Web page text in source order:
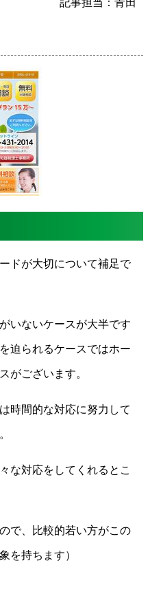
記事担当：青田
ドが大切について補足で
いないケースが大半です
迫られるケースではホー
がございます。
時間的な対応に努力して
な対応をしてくれるとこ
で、比較的若い方がこの
を持ちます）